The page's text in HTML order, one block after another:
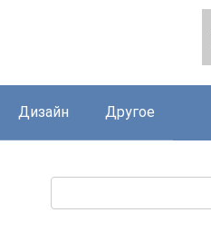
Дизайн Другое